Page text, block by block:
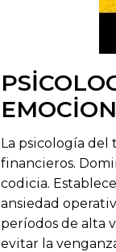
La psicología del
financieros.
codicia.
ansiedad
períodos de alta
evitar la